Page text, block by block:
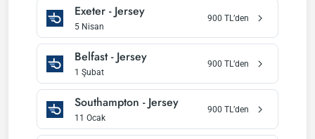
Exeter - Jersey
5 Nisan
900 TL’den
Belfast- Jersey
1 Şubat
900 TL’den
Southampton - Jersey
11 Ocak
900 TL’den